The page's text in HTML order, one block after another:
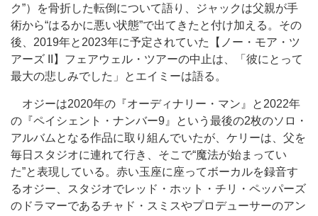
ク”）を骨折した転倒について語り、ジャックは父親が手
術から“はるかに悪い状態”で出てきたと付け加える。その
後、2019年と2023年に予定されていた【ノー・モア・ツ
アーズ II】フェアウェル・ツアーの中止は、「彼にとって
最大の悲しみでした」とエイミーは語る。
オジーは2020年の『オーディナリー・マン』と2022年
の『ペイシェント・ナンバー9』という最後の2枚のソロ・
アルバムとなる作品に取り組んでいたが、ケリーは、父を
毎日スタジオに連れて行き、そこで“魔法が始まってい
た”と表現している。赤い玉座に座ってボーカルを録音す
るオジー、スタジオでレッド・ホット・チリ・ペッパーズ
のドラマーであるチャド・スミスやプロデューサーのアン